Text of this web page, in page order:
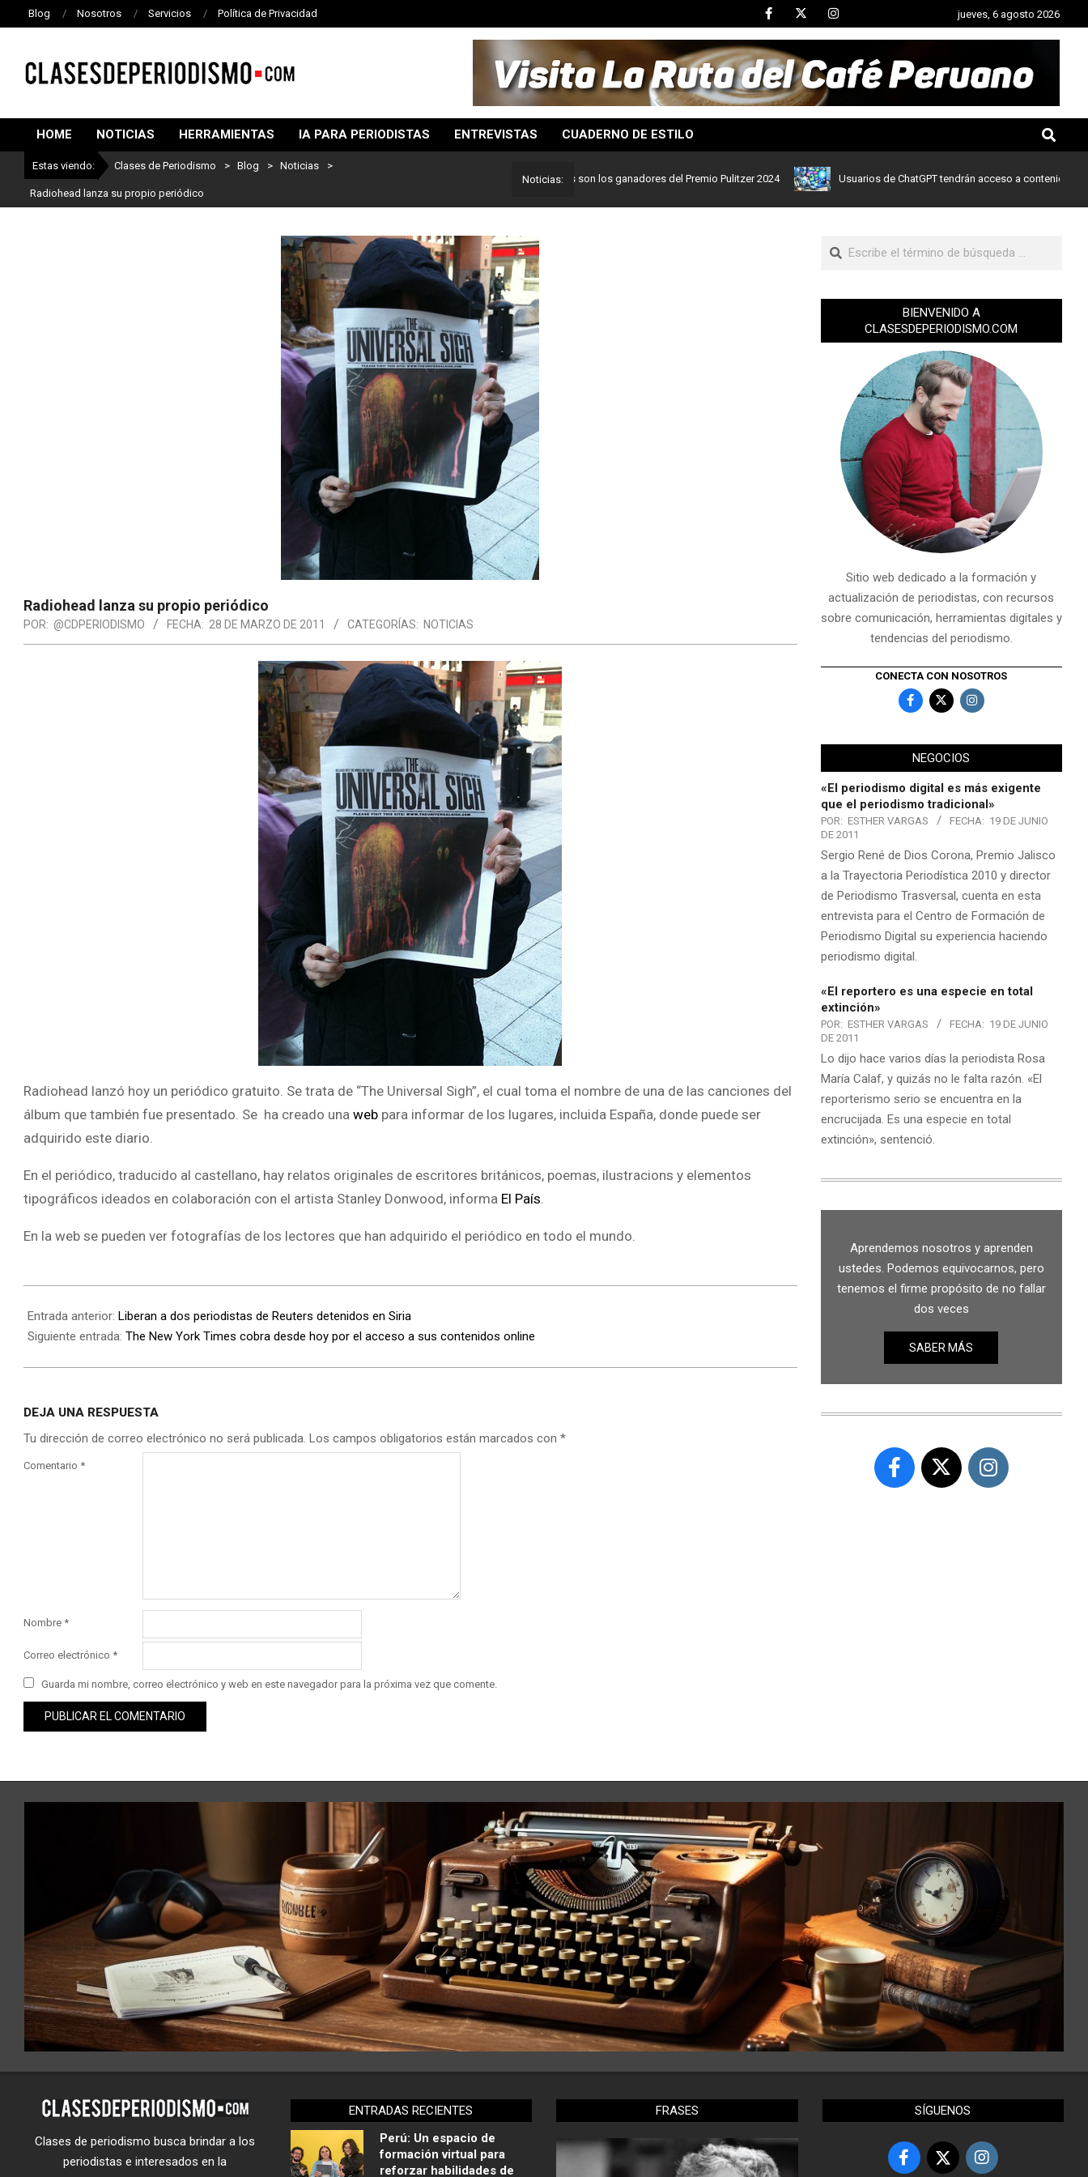
Blog Nosotros Servicios Política de Privacidad jueves, 6 agosto 2026
DE
PERIODISMO
HOME NOTICIAS HERRAMIENTAS IA PARA PERIODISTAS ENTREVISTAS CUADERNO DE ESTILO
Estas viendo: Clases de Periodismo > Blog > Noticias >
Radiohead lanza su propio periódico
Noticias:
Lo mejor del periodismo: Estos son los ganadores del Premio Pulitzer 2024 Usuarios de ChatGPT tendrán acceso a contenidos de
Radiohead lanza su propio periódico
POR: @CDPERIODISMO FECHA: 28 DE MARZO DE 2011 CATEGORÍAS: NOTICIAS
Radiohead lanzó hoy un periódico gratuito. Se trata de “The Universal Sigh”, el cual toma el nombre de una de las canciones del
álbum que también fue presentado. Se ha creado una web para informar de los lugares, incluida España, donde puede ser
adquirido este diario.
En el periódico, traducido al castellano, hay relatos originales de escritores británicos, poemas, ilustracions y elementos
tipográficos ideados en colaboración con el artista Stanley Donwood, informa El País.
En la web se pueden ver fotografías de los lectores que han adquirido el periódico en todo el mundo.
Entrada anterior: Liberan a dos periodistas de Reuters detenidos en Siria
Siguiente entrada: The New York Times cobra desde hoy por el acceso a sus contenidos online
DEJA UNA RESPUESTA
Tu dirección de correo electrónico no será publicada. Los campos obligatorios están marcados con *
Comentario *
Nombre *
Correo electrónico *
Guarda mi nombre, correo electrónico y web en este navegador para la próxima vez que comente.
BIENVENIDO A
CLASESDEPERIODISMO.COM
Sitio web dedicado a la formación y
actualización de periodistas, con recursos
sobre comunicación, herramientas digitales y
tendencias del periodismo.
CONECTA CON NOSOTROS
NEGOCIOS
«El periodismo digital es más exigente
que el periodismo tradicional»
POR: ESTHER VARGAS FECHA: 19 DE JUNIO
DE 2011
Sergio René de Dios Corona, Premio Jalisco
a la Trayectoria Periodística 2010 y director
de Periodismo Trasversal, cuenta en esta
entrevista para el Centro de Formación de
Periodismo Digital su experiencia haciendo
periodismo digital.
«El reportero es una especie en total
extinción»
POR: ESTHER VARGAS FECHA: 19 DE JUNIO
DE 2011
Lo dijo hace varios días la periodista Rosa
María Calaf, y quizás no le falta razón. «El
reporterismo serio se encuentra en la
encrucijada. Es una especie en total
extinción», sentenció.
Aprendemos nosotros y aprenden
ustedes. Podemos equivocarnos, pero
tenemos el firme propósito de no fallar
dos veces
SABER MÁS
Clases de periodismo busca brindar a los
periodistas e interesados en la
ENTRADAS RECIENTES
Perú: Un espacio de
formación virtual para
reforzar habilidades de
FRASES SÍGUENOS